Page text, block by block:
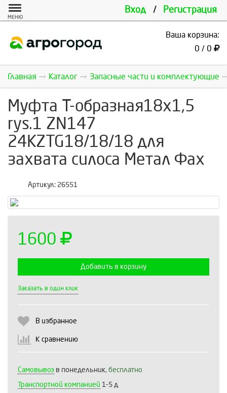
Вход / Регистрация
МЕНЮ
Ваша корзина:
0 / 0
Главная Каталог Запасные части и комплектующие
Муфта Т-образная18x1,5
rys.1 ZN147
24KZTG18/18/18 для
захвата силоса Метал Фах
Артикул: 26551
1600
Добавить в корзину
Заказать в один клик
В избранное
К сравнению
Самовывоз в понедельник, бесплатно
Транспортной компанией 1-5 д